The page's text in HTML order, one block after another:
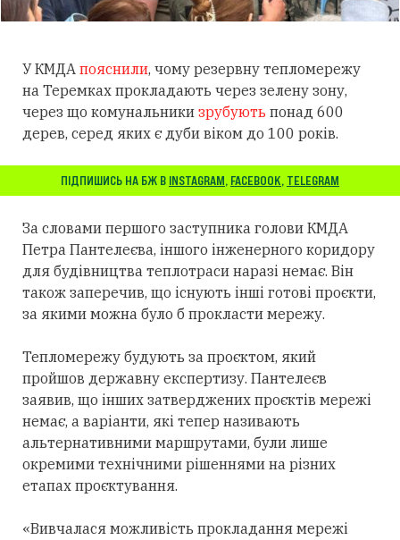
У КМДА пояснили, чому резервну тепломережу
на Теремках прокладають через зелену зону,
через що комунальники зрубують понад 600
дерев, серед яких є дуби віком до 100 років.
ПІДПИШИСЬ НА БЖ В INSTAGRAM, FACEBOOK, TELEGRAM
За словами першого заступника голови КМДА
Петра Пантелеєва, іншого інженерного коридору
для будівництва теплотраси наразі немає. Він
також заперечив, що існують інші готові проєкти,
за якими можна було б прокласти мережу.
Тепломережу будують за проєктом, який
пройшов державну експертизу. Пантелеєв
заявив, що інших затверджених проєктів мережі
немає, а варіанти, які тепер називають
альтернативними маршрутами, були лише
окремими технічними рішеннями на різних
етапах проєктування.
«Вивчалася можливість прокладання мережі